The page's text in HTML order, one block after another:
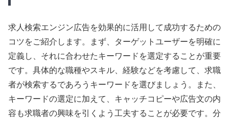
求人検索エンジン広告を効果的に活用して成功するための
コツをご紹介します。まず、ターゲットユーザーを明確に
定義し、それに合わせたキーワードを選定することが重要
です。具体的な職種やスキル、経験などを考慮して、求職
者が検索するであろうキーワードを選びましょう。また、
キーワードの選定に加えて、キャッチコピーや広告文の内
容も求職者の興味を引くよう工夫することが必要です。分